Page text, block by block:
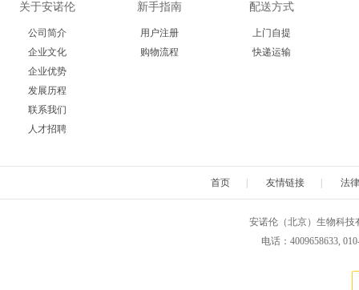
关于安诺伦
公司简介
企业文化
企业优势
发展历程
联系我们
人才招聘
新手指南
用户注册
购物流程
配送方式
上门自提
快递运输
首页 友情链接 法
安诺伦（北京）生物科技
电话：4009658633,